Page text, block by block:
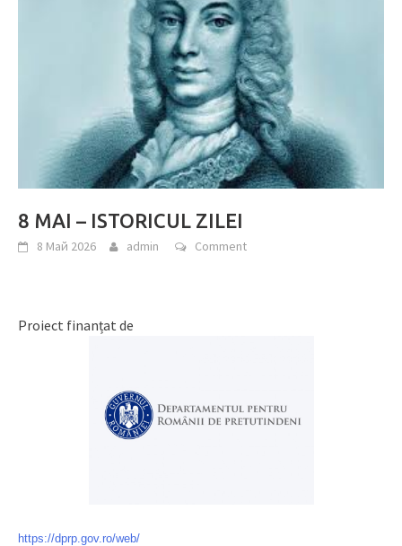
8 MAI – ISTORICUL ZILEI
8 Май 2026 admin Comment
Proiect finanțat de
https://dprp.gov.ro/web/